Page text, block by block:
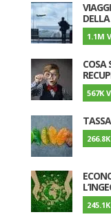
1.1M
COSA
567K